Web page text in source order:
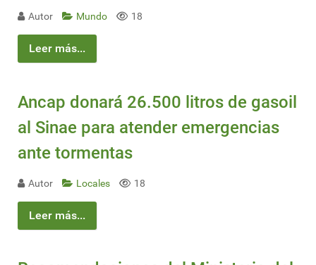
Autor Mundo 18
Leer más...
Ancap donará 26.500 litros de gasoil
al Sinae para atender emergencias
ante tormentas
Autor Locales 18
Leer más...